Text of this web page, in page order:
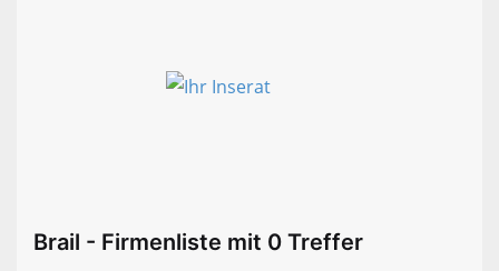
Brail - Firmenliste mit 0 Treffer